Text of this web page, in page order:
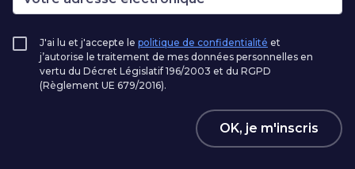
J'ai lu et j'accepte le politique de confidentialité et
j’autorise le traitement de mes données personnelles en
vertu du Décret Législatif 196/2003 et du RGPD
(Règlement UE 679/2016).
OK, je m'inscris